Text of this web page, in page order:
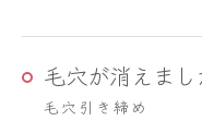
毛穴が消えまし
毛穴引き締め